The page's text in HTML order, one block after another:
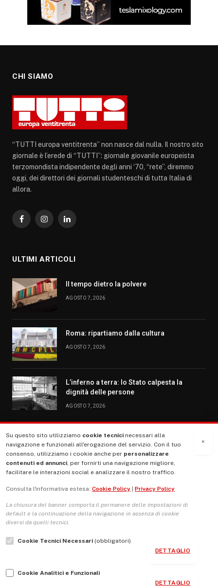
CHI SIAMO
“TUTTI europa ventitrenta” non nasce dal nulla. Il nostro sito
giornale è l’erede di “TUTTI”: giornale giovanile europeista
terzomondista indipendente degli anni ‘70, “rete”, diremmo
oggi, dei direttori dei giornali studenteschi di tutta Italia di
allora.
FacebookInstagramLinkedIn
ULTIMI ARTICOLI
Il tempo dietro la polvere
AGOSTO 7, 2026
Roma: ripartiamo dalla cultura
AGOSTO 7, 2026
L’inferno a terra: lo Stato calpesta la
dignità delle persone
AGOSTO 7, 2026
MENU
La Nostra Storia
Le Copertine
L’Associazione
Indirizzo Socio Politico Culturale
Guida per le autrici e gli autori
×
Su questo sito utilizziamo cookie tecnici necessari alla
navigazione e funzionali all'erogazione del servizio. Con il tuo
consenso, utilizziamo i cookie anche per personalizzare
contenuti ed annunci, per fornirti una navigazione migliore,
facilitare le interazioni social e analizzare il nostro traffico.
Consulta l'informativa estesa: Cookie Policy Privacy Policy
La chiusura del banner comporta il permanere delle impostazioni di
default e la continuazione della navigazione in assenza di cookie
diversi da quelli tecnici.
Cookie Tecnici Necessari (obbligatori)
DETTAGLIO
Cookie Analitici e Funzionali
DETTAGLIO